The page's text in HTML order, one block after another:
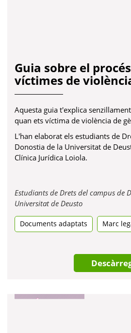
Guia sobre el
víctimes de
Aquesta guia t'explica
quan ets víctima de violència de
L'han elaborat els estudiants de
Donostia de la Universitat de
Clínica Jurídica Loiola.
Estudiants de Drets del campus de
Universitat de DeustoObre
en
una
pestanya
Documents adaptats Marc